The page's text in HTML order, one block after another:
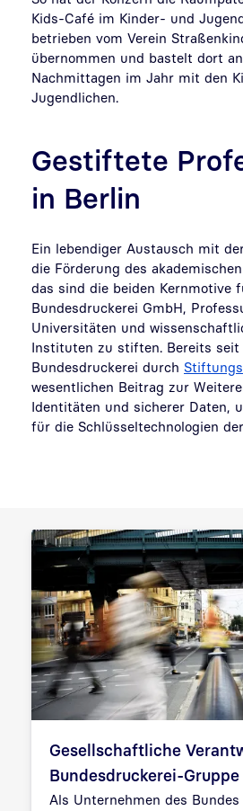
Kids-Café im Kinder- und
betrieben vom Verein
übernommen und bastelt dort
Nachmittagen im Jahr mit den
Jugendlichen.
Gestiftete
in Berlin
Ein lebendiger Austausch mit
die Förderung des
das sind die beiden Kernmotive
Bundesdruckerei GmbH,
Universitäten und
Instituten zu stiften. Bereits
Bundesdruckerei durch
wesentlichen Beitrag zur
Identitäten und sicherer Daten,
für die Schlüsseltechnologien
Gesellschaftliche
Bundesdruckerei-Gruppe
Als Unternehmen des